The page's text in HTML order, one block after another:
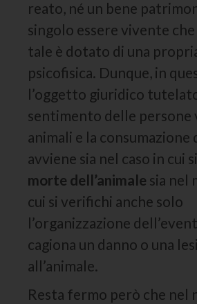
reato, né un bene
singolo essere vivente
tale è dotato di una
psicofisica. Dunque, in
l’oggetto giuridico
sentimento delle persone
animali e la consumazione
avviene sia nel caso in cui
morte dell’animale sia nel
cui si verifichi anche solo
l’organizzazione
cagiona un danno o una
all’animale.
Resta fermo però che nel